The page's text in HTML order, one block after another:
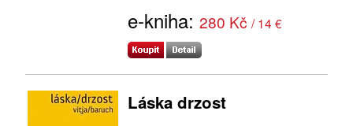
e-kniha: 280 Kč / 14 €
Láska drzost